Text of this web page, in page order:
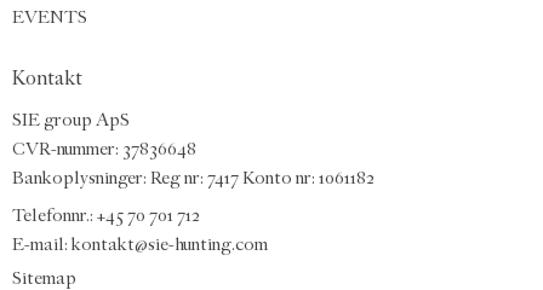
EVENTS
Kontakt
SIE group ApS
CVR-nummer: 37836648
Bankoplysninger: Reg nr: 7417 Konto nr: 1061182
Telefonnr.: +45 70 701 712
E-mail: kontakt@sie-hunting.com
Sitemap